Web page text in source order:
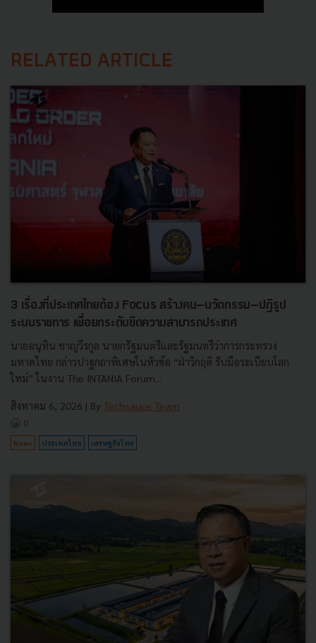
RELATED ARTICLE
3 เรื่องที่ประเทศไทยต้อง Focus สร้างคน–นวัตกรรม–ปฏิรูป
ระบบราชการ เพื่อยกระดับขีดความสามารถประเทศ
นายอนุทิน ชาญวีรกูล นายกรัฐมนตรีและรัฐมนตรีว่าการกระทรวง
มหาดไทย กล่าวปาฐกถาพิเศษในหัวข้อ “ฝ่าวิกฤติ รับมือระเบียบโลก
ใหม่” ในงาน The INTANIA Forum...
สิงหาคม 6, 2026 | By Techsauce Team
0
News ประเทศไทย เศรษฐกิจไทย